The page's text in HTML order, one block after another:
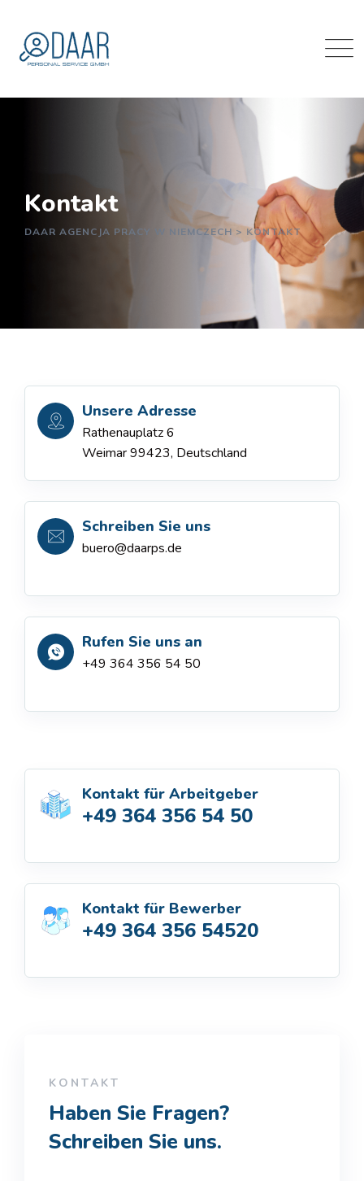
Kontakt
DAAR AGENCJA PRACY W NIEMCZECH > KONTAKT
Unsere Adresse
Rathenauplatz 6
Weimar 99423, Deutschland
Schreiben Sie uns
buero@daarps.de
Rufen Sie uns an
+49 364 356 54 50
Kontakt für Arbeitgeber
+49 364 356 54 50
Kontakt für Bewerber
+49 364 356 54520
KONTAKT
Haben Sie Fragen?
Schreiben Sie uns.